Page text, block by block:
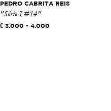
PEDRO CABRITA REIS
"Série I #14"
3.000 - 4.000